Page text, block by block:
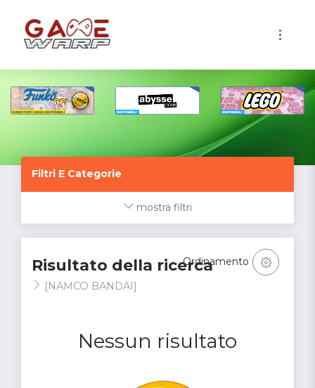
Filtri E Categorie
mostra filtri
Risultato della ricerca
[NAMCO BANDAI]
Nessun risultato
Ordinamento